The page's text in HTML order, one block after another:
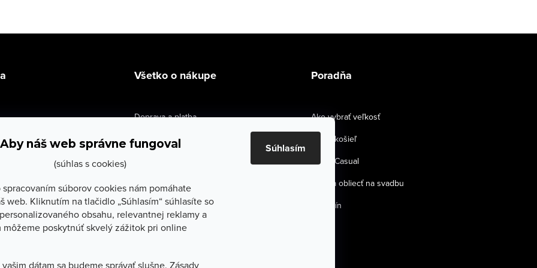
Aby náš web správne fungoval
(súhlas s cookies)
spracovaním súborov cookies nám pomáhate
web. Kliknutím na tlačidlo „Súhlasím“ súhlasíte so
obsahu, relevantnej reklamy a
môžeme poskytnúť skvelý zážitok pri online
dátam sa budeme správať slušne. Zásady
Súhlasím
Všetko o nákupe
Doprava a platba
Výmena a vrátenie
Reklamačné podmienky
Ochrana osobných údajov
Odstúpenie od zmluvy
Poradňa
Ako vybrať veľkosť
Strihy košieľ
Smart Casual
Ako sa obliecť na svadbu
Magazín